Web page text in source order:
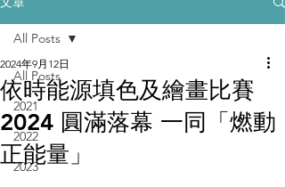
All Posts
2021
2022
2023
All Posts
依時能源填色及繪畫比賽
2024 圓滿落幕 一同「燃動
正能量」
2024年9月12日